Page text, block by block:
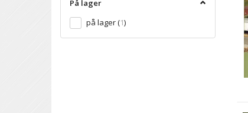
På lager
på lager(1)